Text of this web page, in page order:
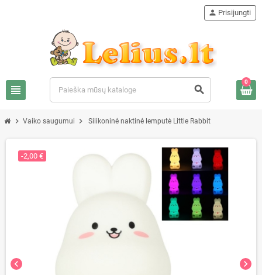
view_headline search
person Prisijungti
0
chevron_right Vaiko saugumui chevron_right Silikoninė naktinė lemputė Little Rabbit
chevron_left chevron_right
-2,00 €